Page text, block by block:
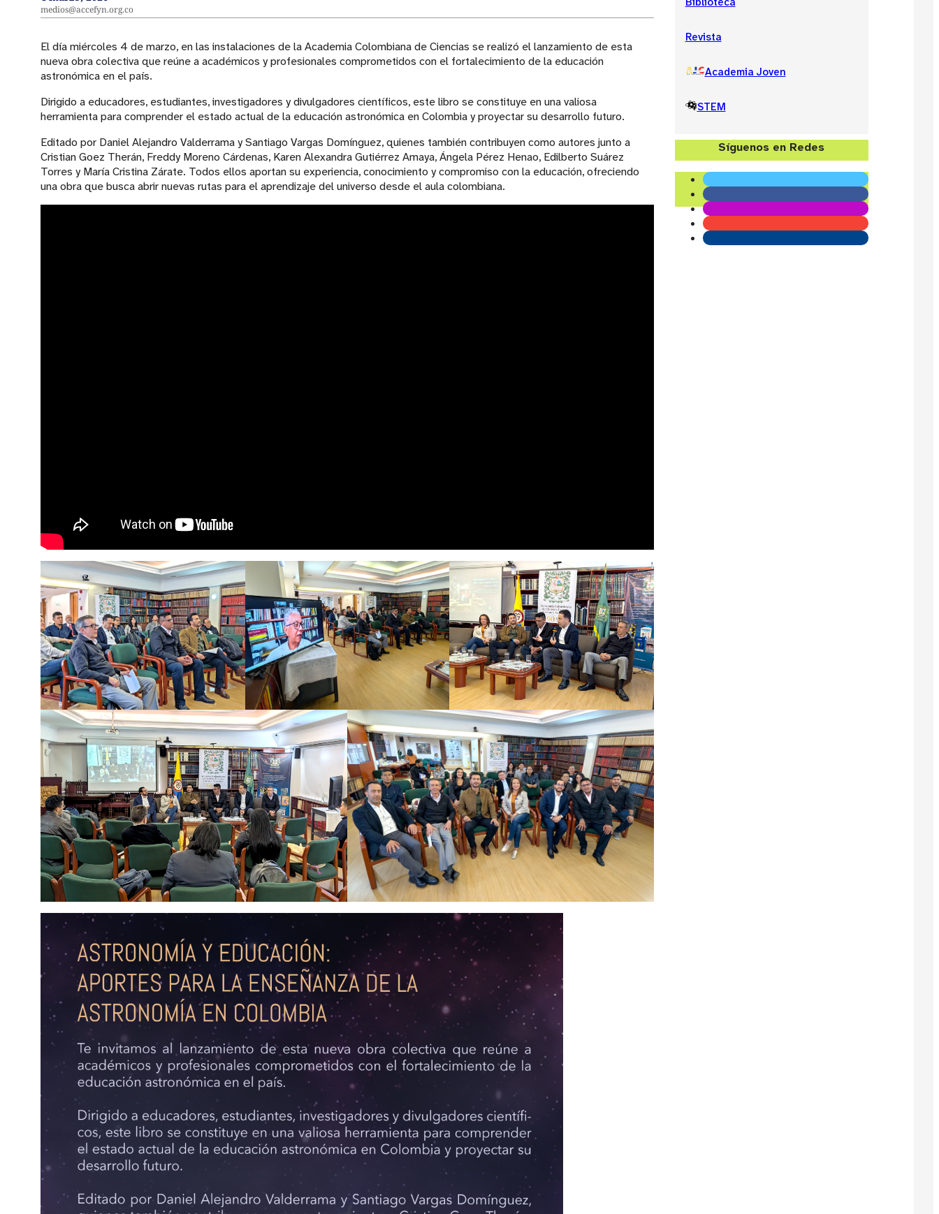
medios@accefyn.org.co
El día miércoles 4 de marzo, en las instalaciones de la Academia Colombiana de Ciencias se realizó el lanzamiento de esta
nueva obra colectiva que reúne a académicos y profesionales comprometidos con el fortalecimiento de la educación
astronómica en el país.
Dirigido a educadores, estudiantes, investigadores y divulgadores científicos, este libro se constituye en una valiosa
herramienta para comprender el estado actual de la educación astronómica en Colombia y proyectar su desarrollo futuro.
Editado por Daniel Alejandro Valderrama y Santiago Vargas Domínguez, quienes también contribuyen como autores junto a
Cristian Goez Therán, Freddy Moreno Cárdenas, Karen Alexandra Gutiérrez Amaya, Ángela Pérez Henao, Edilberto Suárez
Torres y María Cristina Zárate. Todos ellos aportan su experiencia, conocimiento y compromiso con la educación, ofreciendo
una obra que busca abrir nuevas rutas para el aprendizaje del universo desde el aula colombiana.
Revista
Academia Joven
STEM
Síguenos en Redes